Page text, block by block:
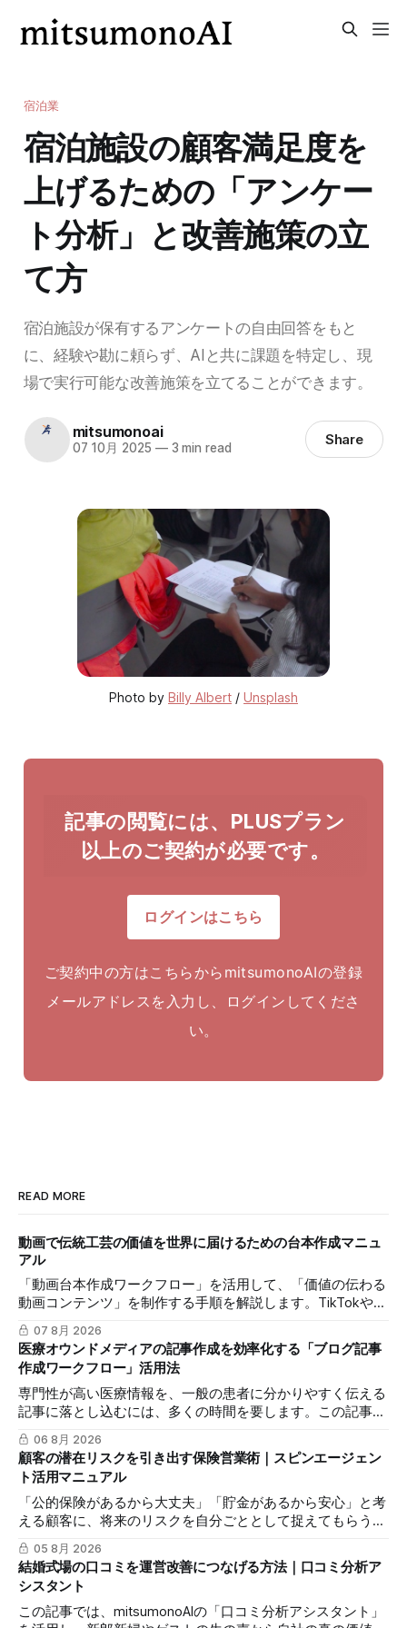
宿泊業
宿泊施設の顧客満足度を
上げるための「アンケー
ト分析」と改善施策の立
て方
宿泊施設が保有するアンケートの自由回答をもと
に、経験や勘に頼らず、AIと共に課題を特定し、現
場で実行可能な改善施策を立てることができます。
mitsumonoai
07 10月 2025 —3 min read Share
Photo by Billy Albert / Unsplash
記事の閲覧には、PLUSプラン
以上のご契約が必要です。
ログインはこちら
ご契約中の方はこちらからmitsumonoAIの登録
メールアドレスを入力し、ログインしてくださ
い。
READ MORE
動画で伝統工芸の価値を世界に届けるための台本作成マニュ
アル
「動画台本作成ワークフロー」を活用して、「価値の伝わる
動画コンテンツ」を制作する手順を解説します。TikTokや
Instagramリールを通じた、国内若年層および海外市場への
効果的な発信を支援します。
07 8月 2026
医療オウンドメディアの記事作成を効率化する「ブログ記事
作成ワークフロー」活用法
専門性が高い医療情報を、一般の患者に分かりやすく伝える
記事に落とし込むには、多くの時間を要します。この記事で
は、mitsumonoAIの「ブログ記事作成ワークフロー」を活用
し、SEOに配慮した質の高いブログ記事を効率的に作成し、
発信力を最大化する方法を解説します。
06 8月 2026
顧客の潜在リスクを引き出す保険営業術｜スピンエージェン
ト活用マニュアル
「公的保険があるから大丈夫」「貯金があるから安心」と考
える顧客に、将来のリスクを自分ごととして捉えてもらうの
は簡単ではありません。この記事では、mitsumonoAIの「ス
ピンエージェント」を活用し、顧客の反論すらも対話の糸口
に変え、納得感を高めて成約に繋げる具体的な3つのステッ
プを解説します。
05 8月 2026
結婚式場の口コミを運営改善につなげる方法｜口コミ分析ア
シスタント
この記事では、mitsumonoAIの「口コミ分析アシスタント」